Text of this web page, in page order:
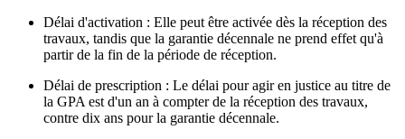
Délai d'activation : Elle peut être activée dès la réception des
travaux, tandis que la garantie décennale ne prend effet qu'à
partir de la fin de la période de réception.
Délai de prescription : Le délai pour agir en justice au titre de
la GPA est d'un an à compter de la réception des travaux,
contre dix ans pour la garantie décennale.